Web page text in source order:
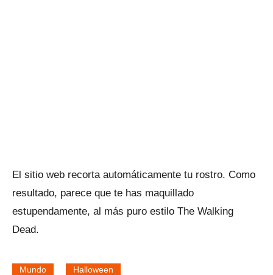
El sitio web recorta automáticamente tu rostro. Como
resultado, parece que te has maquillado
estupendamente, al más puro estilo The Walking
Dead.
Mundo Halloween